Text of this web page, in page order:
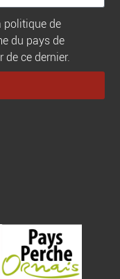
politique de
du pays de
ce dernier.